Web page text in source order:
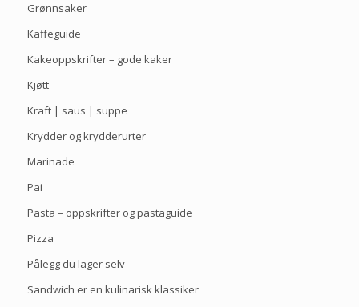
Grønnsaker
Kaffeguide
Kakeoppskrifter – gode kaker
Kjøtt
Kraft | saus | suppe
Krydder og krydderurter
Marinade
Pai
Pasta – oppskrifter og pastaguide
Pizza
Pålegg du lager selv
Sandwich er en kulinarisk klassiker